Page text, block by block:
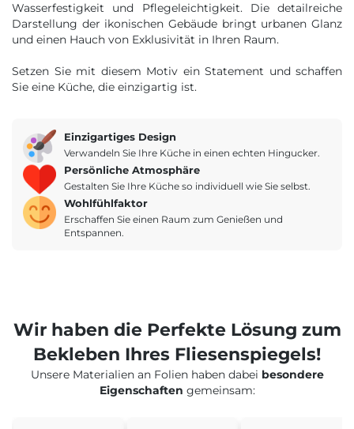
Wasserfestigkeit und Pflegeleichtigkeit. Die detailreiche
Darstellung der ikonischen Gebäude bringt urbanen Glanz
und einen Hauch von Exklusivität in Ihren Raum.
Setzen Sie mit diesem Motiv ein Statement und schaffen
Sie eine Küche, die einzigartig ist.
Einzigartiges Design
Verwandeln Sie Ihre Küche in einen echten Hingucker.
Persönliche Atmosphäre
Gestalten Sie Ihre Küche so individuell wie Sie selbst.
Wohlfühlfaktor
Erschaffen Sie einen Raum zum Genießen und
Entspannen.
Wir haben die Perfekte Lösung zum
Bekleben Ihres Fliesenspiegels!
Unsere Materialien an Folien haben dabei besondere
Eigenschaften gemeinsam: